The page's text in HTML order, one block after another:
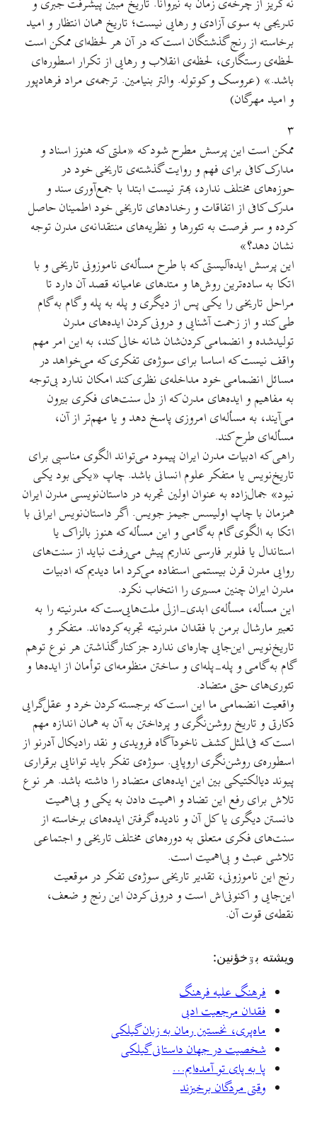
نه گریز از چرخه‌ی زمان به نیروانا. تاریخ مبین پیشرفت جبری و
تدریجی به سوی آزادی و رهایی نیست؛ تاریخ همان انتظار و امید
برخاسته از رنج گذشتگان است که در آن هر لحظه‌ای ممکن است
لحظه‌ی رستگاری، لحظه‌ی انقلاب و رهایی از تکرار اسطوره‌ای
باشد.» (عروسک و کوتوله. والتر بنیامین. ترجمه‌ی مراد فرهادپور
و امید مهرگان)
۳
ممکن است این پرسش مطرح شود که «ملتی که هنوز اسناد و
مدارک کافی برای فهم و روایت گذشته‌ی تاریخی خود در
حوزه‌های مختلف ندارد، بهتر نیست ابتدا با جمع‌آوری سند و
مدرک کافی از اتفاقات و رخدادهای تاریخی خود اطمینان حاصل
کرده و سر فرصت به تئورها و نظریه‌های منتقدانه‌ی مدرن توجه
نشان دهد؟»
این پرسش ایده‌آلیستی که با طرح مسأله‌ی ناموزونی تاریخی و با
اتکا به ساده‌ترین روش‌ها و متدهای عامیانه قصد آن دارد تا
مراحل تاریخی را یکی پس از دیگری و پله به پله و گام به گام
طی کند و از زحمت آشنایی و درونی کردن ایده‌های مدرن
تولیدشده و انضمامی کردن‌شان شانه خالی کند، به این امر مهم
واقف نیست که اساسا برای سوژه‌ی تفکری که می‌خواهد در
مسائل انضمامی خود مداخله‌ی نظری کند امکان ندارد بی‌توجه
به مفاهیم و ایده‌های مدرن که از دل سنت‌های فکری بیرون
می‌آیند، به مسأله‌ای امروزی پاسخ دهد و یا مهم‌تر از آن،
مسأله‌ای طرح کند.
راهی که ادبیات مدرن ایران پیمود می‌تواند الگوی مناسبی برای
تاریخ‌نویس یا متفکر علوم انسانی باشد. چاپ «یکی بود یکی
نبود» جمال‌زاده به عنوان اولین تجربه در داستان‌نویسی مدرن ایران
همزمان با چاپ اولیسس جیمز جویس. اگر داستان‌نویس ایرانی با
اتکا به الگوی گام به گامی و این مسأله که هنوز بالزاک یا
استاندال یا فلوبر فارسی نداریم پیش می‌رفت نباید از سنت‌های
روایی مدرن قرن بیستمی استفاده می‌کرد اما دیدیم که ادبیات
مدرن ایران چنین مسیری را انتخاب نکرد.
این مسأله، مسأله‌ی ابدی-ازلی ملت‌هایی‌ست که مدرنیته را به
تعبیر مارشال برمن با فقدان مدرنیته تجربه کرده‌اند. متفکر و
تاریخ‌نویس این‌جایی چاره‌ای ندارد جز کنار گذاشتن هر نوع توهم
گام به گامی و پله-پله‌ای و ساختن منظومه‌ای توأمان از ایده‌ها و
تئوری‌های حتی متضاد.
واقعیت انضمامی ما این است که برجسته کردن خرد و عقل‌گرایی
دکارتی و تاریخ روشن‌نگری و پرداختن به آن به همان اندازه مهم
است که فی‌المثل کشف ناخودآگاه فرویدی و نقد رادیکال آدرنو از
اسطوره‌ی روشن‌نگری اروپایی. سوژه‌ی تفکر باید توانایی برقراری
پیوند دیالکتیکی بین این ایده‌های متضاد را داشته باشد. هر نوع
تلاش برای رفع این تضاد و اهمیت دادن به یکی و بی‌اهمیت
دانستن دیگری یا کل آن و نادیده گرفتن ایده‌های برخاسته از
سنت‌های فکری متعلق به دوره‌های مختلف تاریخی و اجتماعی
تلاشی عبث و بی‌اهمیت است.
رنج این ناموزونی، تقدیر تاریخی سوژه‌ی تفکر در موقعیت
این‌جایی و اکنونی‌اش است و درونی کردن این رنج و ضعف،
نقطه‌ی قوت آن.
ويشته بۊخؤنين:
فرهنگ علیه فرهنگ
فقدان مرجعیت ادبی
ماه‌پری، نخستین رمان به زبان گیلکی
شخصیت در جهان داستانی گیلکی
پا به پای تو آمده‌ایم…
وقتی مردگان برخیزند